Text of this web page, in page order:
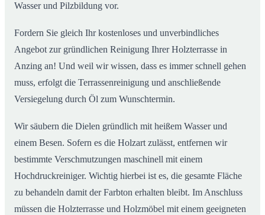
Wasser und Pilzbildung vor.
Fordern Sie gleich Ihr kostenloses und unverbindliches
Angebot zur gründlichen Reinigung Ihrer Holzterrasse in
Anzing an! Und weil wir wissen, dass es immer schnell gehen
muss, erfolgt die Terrassenreinigung und anschließende
Versiegelung durch Öl zum Wunschtermin.
Wir säubern die Dielen gründlich mit heißem Wasser und
einem Besen. Sofern es die Holzart zulässt, entfernen wir
bestimmte Verschmutzungen maschinell mit einem
Hochdruckreiniger. Wichtig hierbei ist es, die gesamte Fläche
zu behandeln damit der Farbton erhalten bleibt. Im Anschluss
müssen die Holzterrasse und Holzmöbel mit einem geeigneten